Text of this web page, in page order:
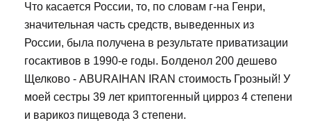
Что касается России, то, по словам г-на Генри,
значительная часть средств, выведенных из
России, была получена в результате приватизации
госактивов в 1990-е годы. Болденол 200 дешево
Щелково - ABURAIHAN IRAN стоимость Грозный! У
моей сестры 39 лет криптогенный цирроз 4 степени
и варикоз пищевода 3 степени.